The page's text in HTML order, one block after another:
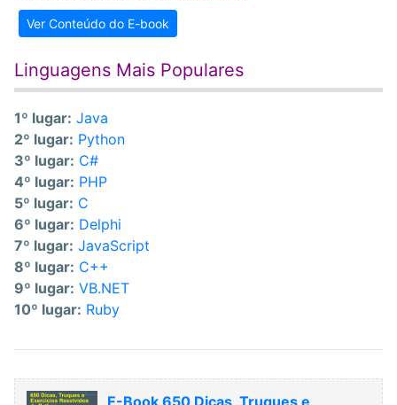
Ver Conteúdo do E-book
Linguagens Mais Populares
1º lugar: Java
2º lugar: Python
3º lugar: C#
4º lugar: PHP
5º lugar: C
6º lugar: Delphi
7º lugar: JavaScript
8º lugar: C++
9º lugar: VB.NET
10º lugar: Ruby
E-Book 650 Dicas, Truques e